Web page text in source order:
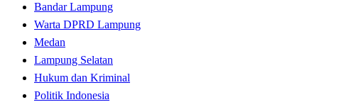
Bandar Lampung
Warta DPRD Lampung
Medan
Lampung Selatan
Hukum dan Kriminal
Politik Indonesia